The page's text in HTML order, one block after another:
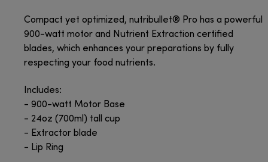
Compact yet optimized, nutribullet® Pro has a powerful
900-watt motor and Nutrient Extraction certified
blades, which enhances your preparations by fully
respecting your food nutrients.
Includes:
- 900-watt Motor Base
- 24oz (700ml) tall cup
- Extractor blade
- Lip Ring